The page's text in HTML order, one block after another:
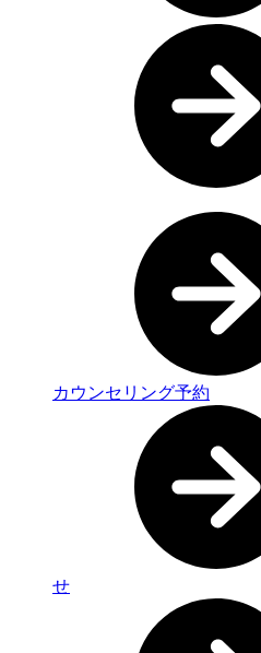
カウンセリング予約
せ